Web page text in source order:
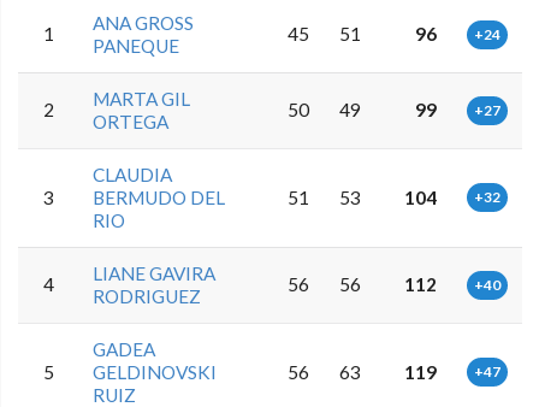
1
ANA GROSS
PANEQUE
45 51 96 +24
2
MARTA GIL
ORTEGA
50 49 99 +27
3
CLAUDIA
BERMUDO DEL
RIO
51 53 104 +32
4
LIANE GAVIRA
RODRIGUEZ
56 56 112 +40
5
GADEA
GELDINOVSKI
RUIZ
56 63 119 +47